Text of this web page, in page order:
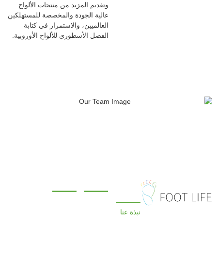
وتقديم المزيد من منتجات الألواح
عالية الجودة والمخصصة للمستهلكين
العالميين، والاستمرار في كتابة
الفصل الأسطوري للألواح الأوروبية.
نبذة
عن
نبذة عنا
أرضيات